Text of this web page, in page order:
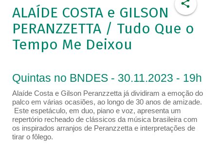
ALAÍDE COSTA e GILSON
PERANZZETTA / Tudo Que o
Tempo Me Deixou
Quintas no BNDES - 30.11.2023 - 19h
Alaíde Costa e Gilson Peranzzetta já dividiram a emoção do
palco em várias ocasiões, ao longo de 30 anos de amizade.
Este espetáculo, em duo, piano e voz, apresenta um
repertório recheado de clássicos da música brasileira com
os inspirados arranjos de Peranzzetta e interpretações de
tirar o fôlego.